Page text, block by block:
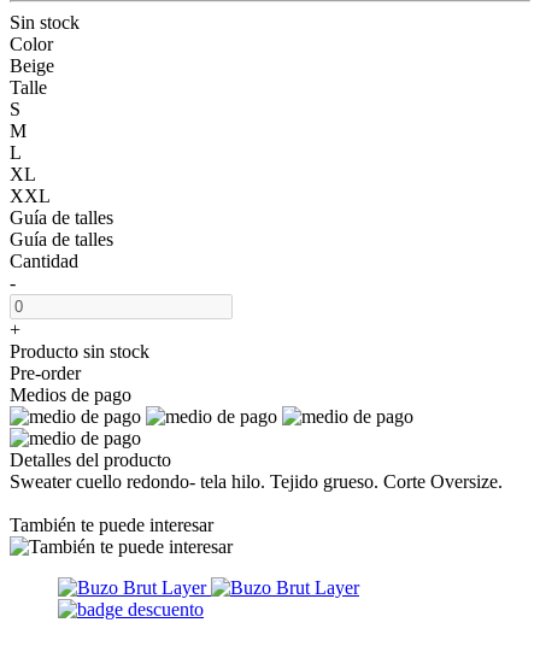
Sin stock
Color
Beige
Talle
S
M
L
XL
XXL
Guía de talles
Guía de talles
Cantidad
-
+
Producto sin stock
Pre-order
Medios de pago
Detalles del producto
Sweater cuello redondo- tela hilo. Tejido grueso. Corte Oversize.
También te puede interesar